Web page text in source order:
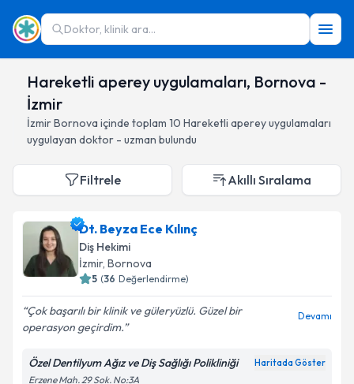
Doktor, klinik ara...
Hareketli aperey uygulamaları, Bornova -
İzmir
İzmirBornova içinde toplam 10 Hareketli aperey uygulamaları
uygulayan doktor - uzman bulundu
Filtrele Akıllı Sıralama
Dt. Beyza Ece Kılınç
Diş Hekimi
İzmir, Bornova
5 (36 Değerlendirme)
Çok başarılı bir klinik ve güleryüzlü. Güzel bir
operasyon geçirdim.
Devamı
Özel Dentilyum Ağız ve Diş Sağlığı Polikliniği Haritada Göster
Erzene Mah. 29 Sok. No:3A